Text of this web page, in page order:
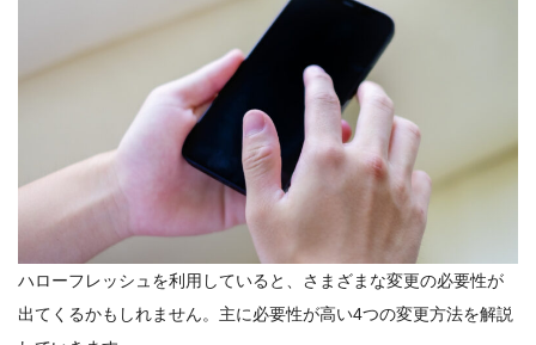
ハローフレッシュを利用していると、さまざまな変更の必要性が
出てくるかもしれません。主に必要性が高い4つの変更方法を解説